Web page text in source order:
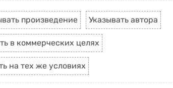
произведение Указывать автора
в коммерческих целях
на тех же условиях